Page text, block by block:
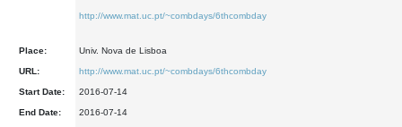
http://www.mat.uc.pt/~combdays/6thcombday
Place: Univ. Nova de Lisboa
URL: http://www.mat.uc.pt/~combdays/6thcombday
Start Date: 2016-07-14
End Date: 2016-07-14